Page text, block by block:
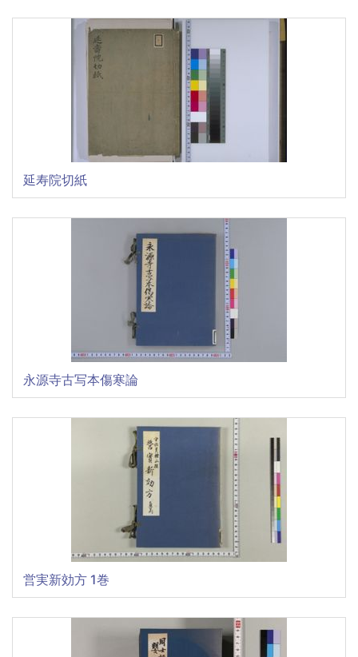
延寿院切紙
永源寺古写本傷寒論
営実新効方 1巻